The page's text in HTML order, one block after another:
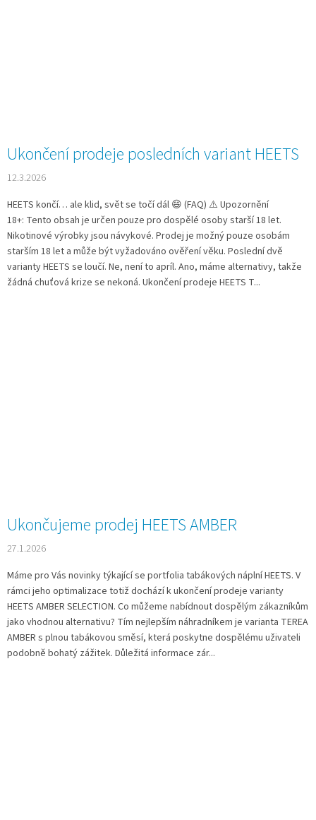
Ukončení prodeje posledních variant HEETS
12.3.2026
HEETS končí… ale klid, svět se točí dál 😄 (FAQ) ⚠️ Upozornění
18+: Tento obsah je určen pouze pro dospělé osoby starší 18 let.
Nikotinové výrobky jsou návykové. Prodej je možný pouze osobám
starším 18 let a může být vyžadováno ověření věku. Poslední dvě
varianty HEETS se loučí. Ne, není to apríl. Ano, máme alternativy, takže
žádná chuťová krize se nekoná. Ukončení prodeje HEETS T...
Ukončujeme prodej HEETS AMBER
27.1.2026
Máme pro Vás novinky týkající se portfolia tabákových náplní HEETS. V
rámci jeho optimalizace totiž dochází k ukončení prodeje varianty
HEETS AMBER SELECTION. Co můžeme nabídnout dospělým zákazníkům
jako vhodnou alternativu? Tím nejlepším náhradníkem je varianta TEREA
AMBER s plnou tabákovou směsí, která poskytne dospělému uživateli
podobně bohatý zážitek. Důležitá informace zár...